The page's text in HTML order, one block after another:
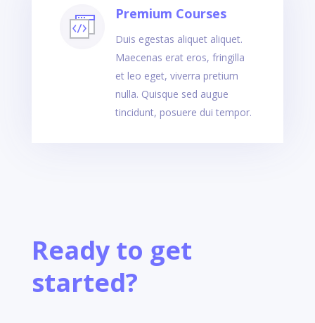
Premium Courses
Duis egestas aliquet aliquet.
Maecenas erat eros, fringilla
et leo eget, viverra pretium
nulla. Quisque sed augue
tincidunt, posuere dui tempor.
Ready to get
started?